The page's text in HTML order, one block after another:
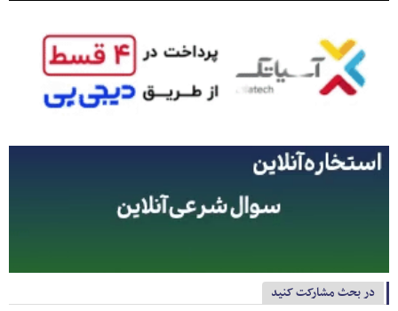
در بحث مشارکت کنید